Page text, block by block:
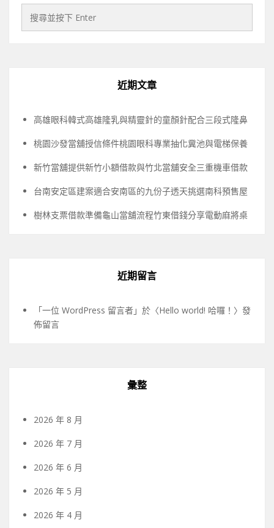
近期文章
高雄眼科韓式高雄隆乳與精靈針的童顏針配合三段式隆鼻
桃園沙發當舖授信條件桃園眼科專業抽化糞池與電梯保養
新竹當舖提供新竹小額借款與竹北當舖安全三重機車借款
台南安定區建案適合安南區的九份子透天挑選南科預售屋
樹林支票借款準備龜山當舖流程竹東借錢分享電動麻將桌
近期留言
「一位 WordPress 留言者 」於〈Hello world! 哈囉！ 〉發
佈留言
彙整
2026 年 8 月
2026 年 7 月
2026 年 6 月
2026 年 5 月
2026 年 4 月